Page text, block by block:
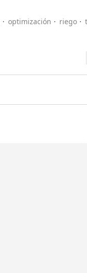
optimización riego